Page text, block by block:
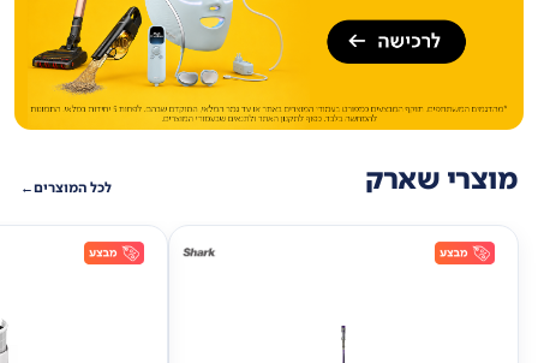
מוצרי שארק לכל המוצרים